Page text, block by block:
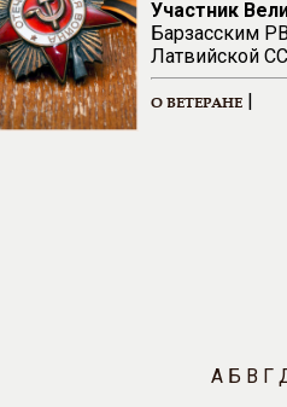
Участник
Барзасским
Латвийской
О ВЕТЕРАНЕ |
А Б В Г